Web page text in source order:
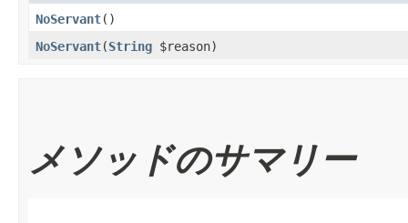
NoServant​()
NoServant​(String $reason)
メソッドのサマリー